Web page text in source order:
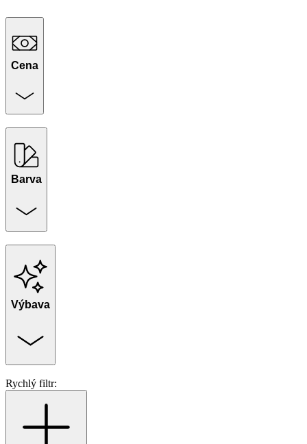
Cena
Barva
Výbava
Rychlý filtr: